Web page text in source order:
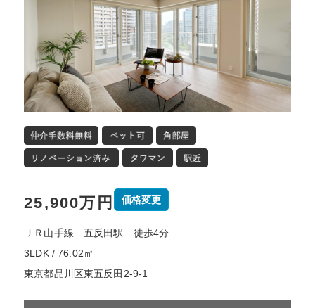
25,900万円 価格変更
ＪＲ山手線 五反田駅 徒歩4分
3LDK / 76.02㎡
東京都品川区東五反田2-9-1